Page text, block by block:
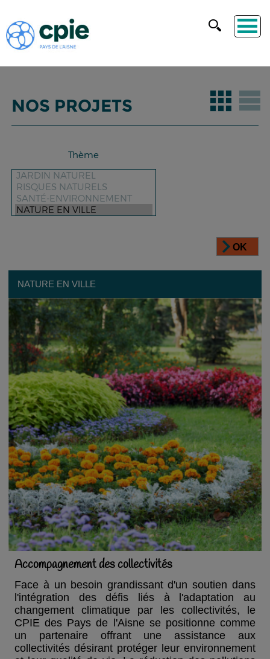
NOS PROJETS
Thème
OK
NATURE EN VILLE
Accompagnement des collectivités
Face à un besoin grandissant d'un soutien dans
l'intégration des défis liés à l'adaptation au
changement climatique par les collectivités, le
CPIE des Pays de l'Aisne se positionne comme
un partenaire offrant une assistance aux
collectivités désirant protéger leur environnement